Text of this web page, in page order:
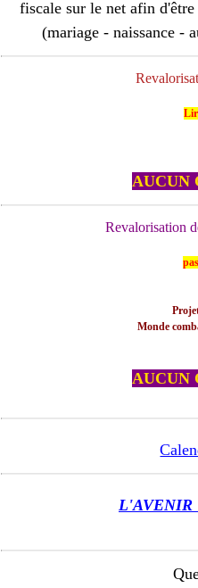
fiscale sur le net afin
(mariage - naissance -
AUCUN
Revalorisation
Monde
AUCUN